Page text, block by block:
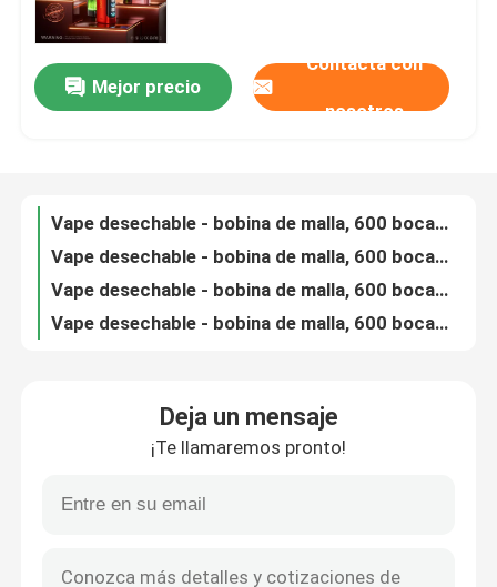
Productos
Videos
Visita a la fábrica
Control de Calidad
Solicitar una cotización
Vozol Vape
ELFBAR Vape
Mejor precio
Contacta con
nosotros
Vape desechable - bobina de malla, 600 bocanadas, 2 ml de líquido electrónico, 20 mg de nicotina, cordones de zapatos convenientes Vape, doble manzana
Vape desechable - bobina de malla, 600 bocanadas, 2 ml de líquido electrónico, 20 mg de nicotina, cordones de zapatos convenientes Vape, piña arándanos Kiwi
Vape desechable - bobina de malla, 600 bocanadas, 2 ml de líquido electrónico, 20 mg de nicotina, cordones de zapatos convenientes Vape, hielo de piña
Vape desechable - bobina de malla, 600 bocanadas, 2 ml de líquido electrónico, 20 mg de nicotina, cordones de zapatos convenientes Vape, piña Limón Limón
Vape desechable - bobina de malla, 600 bocanadas, 2 ml de líquido electrónico, 20 mg de nicotina, cordones de zapatos convenientes Vape, mojito de piña
Deja un mensaje
¡Te llamaremos pronto!